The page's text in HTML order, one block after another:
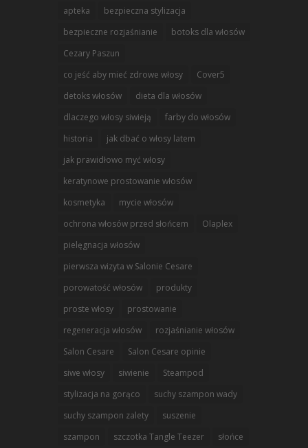
apteka
bezpieczna stylizacja
bezpieczne rozjaśnianie
botoks dla włosów
Cezary Paszun
co jeść aby mieć zdrowe włosy
Cover5
detoks włosów
dieta dla włosów
dlaczego włosy siwieją
farby do włosów
historia
jak dbać o włosy latem
jak prawidłowo myć włosy
keratynowe prostowanie włosów
kosmetyka
mycie włosów
ochrona włosów przed słońcem
Olaplex
pielęgnacja włosów
pierwsza wizyta w Salonie Cesare
porowatość włosów
produkty
proste włosy
prostowanie
regeneracja włosów
rozjaśnianie włosów
Salon Cesare
Salon Cesare opinie
siwe włosy
siwienie
Steampod
stylizacja na gorąco
suchy szampon wady
suchy szampon zalety
suszenie
szampon
szczotka Tangle Teezer słońce